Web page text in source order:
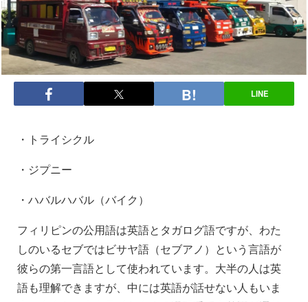
LINE
・トライシクル
・ジプニー
・ハバルハバル（バイク）
フィリピンの公用語は英語とタガログ語ですが、わた
しのいるセブではビサヤ語（セブアノ）という言語が
彼らの第一言語として使われています。大半の人は英
語も理解できますが、中には英語が話せない人もいま